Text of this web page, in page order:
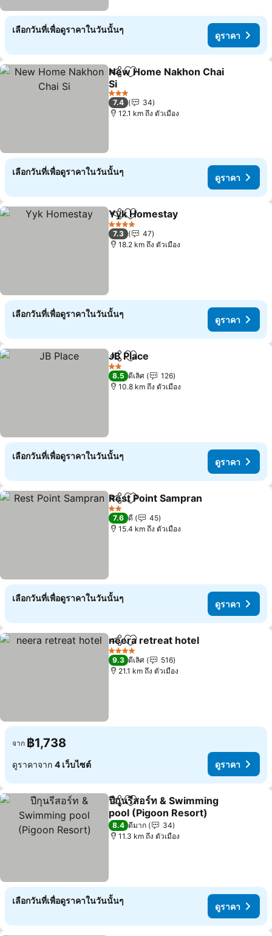
เลือกวันที่เพื่อดูราคาในวันนั้นๆ
ดูราคา
แชร์ เพิ่มในรายการโปรด
New Home Nakhon Chai
Si
ดูราคา
3 ดาว
7.4
34
12.1 km ถึง ตัวเมือง
เลือกวันที่เพื่อดูราคาในวันนั้นๆ
ดูราคา
แชร์ เพิ่มในรายการโปรด
Yyk Homestay
4 ดาว
7.3
47
18.2 km ถึง ตัวเมือง
เลือกวันที่เพื่อดูราคาในวันนั้นๆ
ดูราคา
แชร์ เพิ่มในรายการโปรด
JB Place
2 ดาว
8.5 ดีเลิศ
126
10.8 km ถึง ตัวเมือง
เลือกวันที่เพื่อดูราคาในวันนั้นๆ
ดูราคา
แชร์ เพิ่มในรายการโปรด
Rest Point Sampran
2 ดาว
7.6 ดี
45
15.4 km ถึง ตัวเมือง
เลือกวันที่เพื่อดูราคาในวันนั้นๆ
ดูราคา
แชร์ เพิ่มในรายการโปรด
neera retreat hotel
4 ดาว
9.3 ดีเลิศ
516
21.1 km ถึง ตัวเมือง
จาก ฿1,738
ดูราคาจาก 4 เว็บไซต์ ดูราคา
แชร์ เพิ่มในรายการโปรด
ปีกุนรีสอร์ท & Swimming
pool (Pigoon Resort)
ดูราคา
8.4 ดีมาก
34
11.3 km ถึง ตัวเมือง
เลือกวันที่เพื่อดูราคาในวันนั้นๆ
ดูราคา